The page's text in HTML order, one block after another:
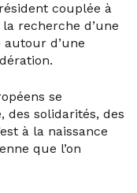
couplée à
recherche d’une
d’une
se
des solidarités, des
à la naissance
que l’on